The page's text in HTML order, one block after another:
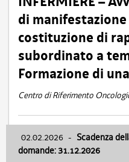
di
costituzione di
subordinato a
Formazione di
Centro di Riferimento
02.02.2026 - Scadenza
domande: 31.12.2026